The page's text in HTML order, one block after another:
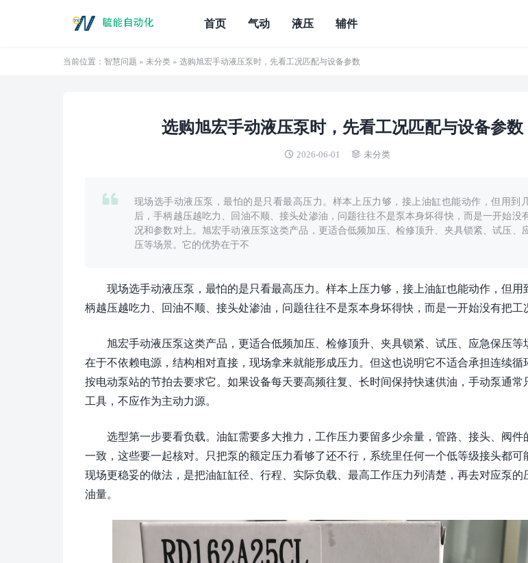
首页 气动 液压 辅件
当前位置： 智慧问题 » 未分类 » 选购旭宏手动液压泵时，先看工况匹配与设备参数
选购旭宏手动液压泵时，先看工况匹配与设备参数
2026-06-01 未分类
现场选手动液压泵，最怕的是只看最高压力。样本上压力够，接上油缸也能动作，但用到
后，手柄越压越吃力、回油不顺、接头处渗油，问题往往不是泵本身坏得快，而是一开始没
况和参数对上。旭宏手动液压泵这类产品，更适合低频加压、检修顶升、夹具锁紧、试压、
压等场景。它的优势在于不
现场选手动液压泵，最怕的是只看最高压力。样本上压力够，接上油缸也能动作，但用
柄越压越吃力、回油不顺、接头处渗油，问题往往不是泵本身坏得快，而是一开始没有把工
旭宏手动液压泵这类产品，更适合低频加压、检修顶升、夹具锁紧、试压、应急保压等
在于不依赖电源，结构相对直接，现场拿来就能形成压力。但这也说明它不适合承担连续循
按电动泵站的节拍去要求它。如果设备每天要高频往复、长时间保持快速供油，手动泵通常
工具，不应作为主动力源。
选型第一步要看负载。油缸需要多大推力，工作压力要留多少余量，管路、接头、阀件
一致，这些要一起核对。只把泵的额定压力看够了还不行，系统里任何一个低等级接头都可
现场更稳妥的做法，是把油缸缸径、行程、实际负载、最高工作压力列清楚，再去对应泵的
油量。